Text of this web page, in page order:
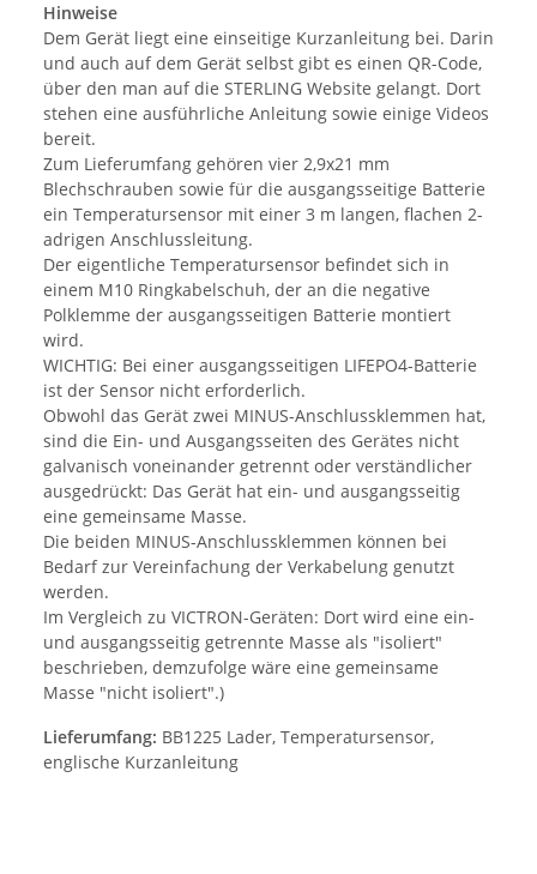
Hinweise
Dem Gerät liegt eine einseitige Kurzanleitung bei. Darin
und auch auf dem Gerät selbst gibt es einen QR-Code,
über den man auf die STERLING Website gelangt. Dort
stehen eine ausführliche Anleitung sowie einige Videos
bereit.
Zum Lieferumfang gehören vier 2,9x21 mm
Blechschrauben sowie für die ausgangsseitige Batterie
ein Temperatursensor mit einer 3 m langen, flachen 2-
adrigen Anschlussleitung.
Der eigentliche Temperatursensor befindet sich in
einem M10 Ringkabelschuh, der an die negative
Polklemme der ausgangsseitigen Batterie montiert
wird.
WICHTIG: Bei einer ausgangsseitigen LIFEPO4-Batterie
ist der Sensor nicht erforderlich.
Obwohl das Gerät zwei MINUS-Anschlussklemmen hat,
sind die Ein- und Ausgangsseiten des Gerätes nicht
galvanisch voneinander getrennt oder verständlicher
ausgedrückt: Das Gerät hat ein- und ausgangsseitig
eine gemeinsame Masse.
Die beiden MINUS-Anschlussklemmen können bei
Bedarf zur Vereinfachung der Verkabelung genutzt
werden.
Im Vergleich zu VICTRON-Geräten: Dort wird eine ein-
und ausgangsseitig getrennte Masse als "isoliert"
beschrieben, demzufolge wäre eine gemeinsame
Masse "nicht isoliert".)
Lieferumfang: BB1225 Lader, Temperatursensor,
englische Kurzanleitung